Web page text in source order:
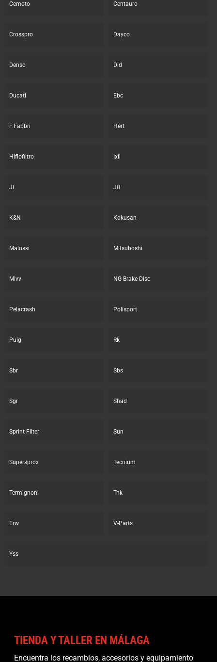
Cemoto Centauro
Crosspro Dayco
Denso Did
Ducati Ebc
F.Fabbri Hert
Hiflofiltro Ixil
Jt Jtf
K&N Kokusan
Malossi Mitsuboshi
Mivv NG Brake Disc
Pelacrash Polisport
Puig Rk
Sbr Sbs
Sgr Shad
Sprint Filter Sun
Supersprox Tecnium
Termignoni Tnk
Trw V-Parts
Yss
TIENDA Y TALLER EN MÁLAGA
Encuentra los recambios, accesorios y equipamiento